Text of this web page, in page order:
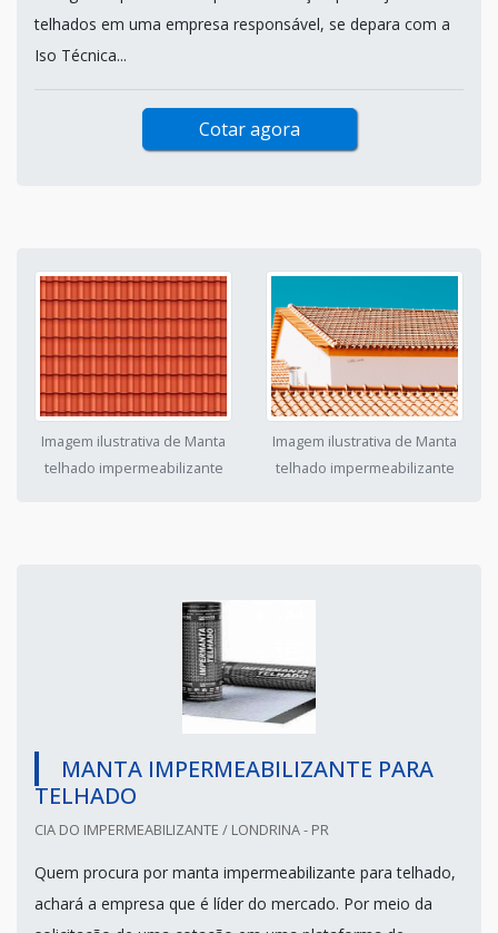
telhados em uma empresa responsável, se depara com a
Iso Técnica...
Cotar agora
Imagem ilustrativa de Manta
telhado impermeabilizante
Imagem ilustrativa de Manta
telhado impermeabilizante
MANTA IMPERMEABILIZANTE PARA
TELHADO
CIA DO IMPERMEABILIZANTE / LONDRINA - PR
Quem procura por manta impermeabilizante para telhado,
achará a empresa que é líder do mercado. Por meio da